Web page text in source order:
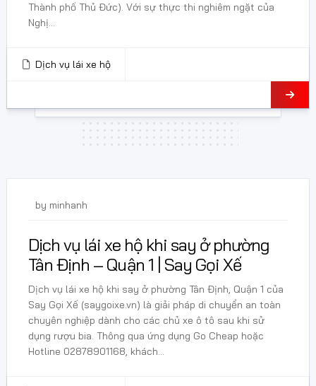
Thành phố Thủ Đức). Với sự thực thi nghiêm ngặt của
Nghị...
Dịch vụ lái xe hộ
by minhanh
Dịch vụ lái xe hộ khi say ở phường
Tân Định – Quận 1 | Say Gọi Xế
Dịch vụ lái xe hộ khi say ở phường Tân Định, Quận 1 của
Say Gọi Xế (saygoixe.vn) là giải pháp di chuyển an toàn
chuyên nghiệp dành cho các chủ xe ô tô sau khi sử
dụng rượu bia. Thông qua ứng dụng Go Cheap hoặc
Hotline 02878901168, khách...